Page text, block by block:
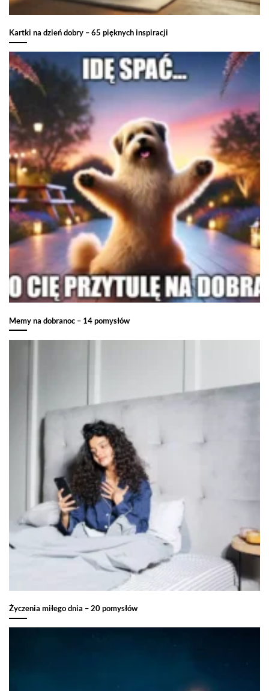
Kartki na dzień dobry – 65 pięknych inspiracji
Memy na dobranoc – 14 pomysłów
Życzenia miłego dnia – 20 pomysłów